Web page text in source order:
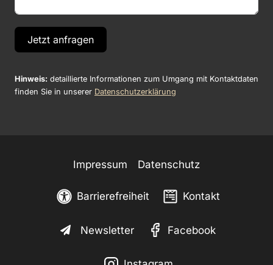
Jetzt anfragen
Hinweis: detaillierte Informationen zum Umgang mit Kontaktdaten
finden Sie in unserer Datenschutzerklärung
Impressum Datenschutz
Barrierefreiheit Kontakt
Newsletter Facebook